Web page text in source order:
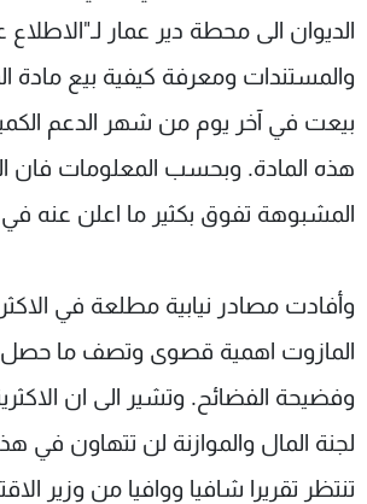
الديوان الى محطة دير عمار لـ"الاطلاع
والمستندات ومعرفة كيفية بيع مادة
بيعت في آخر يوم من شهر الدعم
هذه المادة. وبحسب المعلومات فان
المشبوهة تفوق بكثير ما اعلن عنه في
وأفادت مصادر نيابية مطلعة في
المازوت اهمية قصوى وتصف ما حصل
وفضيحة الفضائح. وتشير الى ان
لجنة المال والموازنة لن تتهاون في
تنتظر تقريرا شافيا ووافيا من وزير